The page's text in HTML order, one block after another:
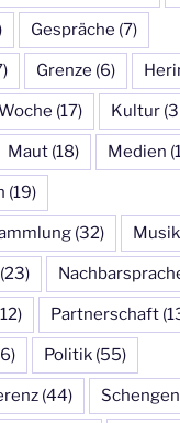
Gespräche (7)
Grenze (6)
(17) Kultur
Maut (18) Medien
(19)
(32) Musik
(23)
Partnerschaft
Politik (55)
(44) Schengen